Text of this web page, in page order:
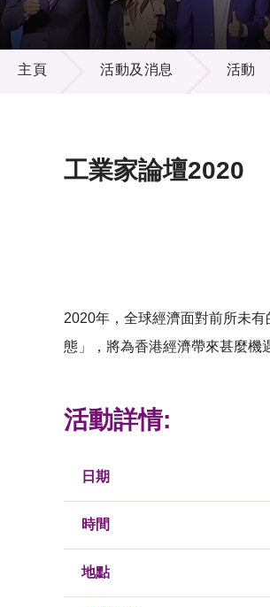
活動及消息
主頁 活動及消息 活動
工業家論壇2020
2020年，全球經濟面對前所未
態」，將為香港經濟帶來甚麼機
活動詳情:
日期
時間
地點